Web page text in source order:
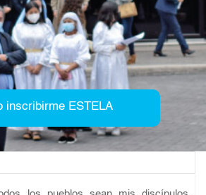
inscribirme ESTELA